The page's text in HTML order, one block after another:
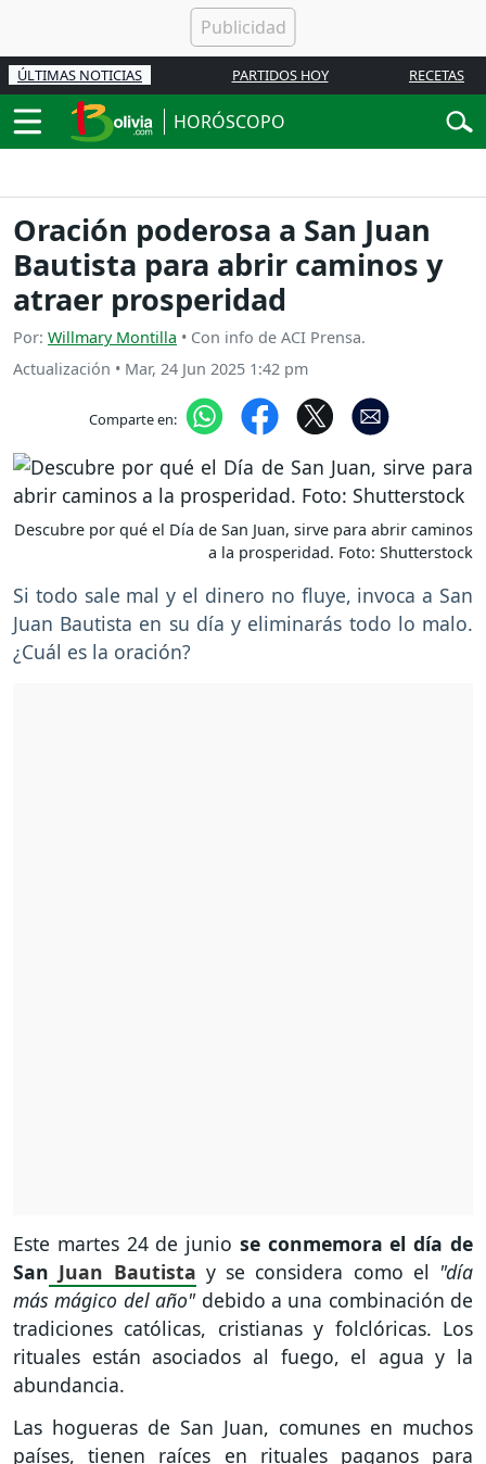
ÚLTIMAS NOTICIAS PARTIDOS HOY RECETAS
HORÓSCOPO
Oración poderosa a San Juan
Bautista para abrir caminos y
atraer prosperidad
Por: Willmary Montilla • Con info de ACI Prensa.
Actualización • Mar, 24 Jun 2025 1:42 pm
Comparte en:
Descubre por qué el Día de San Juan, sirve para abrir caminos
a la prosperidad. Foto: Shutterstock
Si todo sale mal y el dinero no fluye, invoca a San
Juan Bautista en su día y eliminarás todo lo malo.
¿Cuál es la oración?
Este martes 24 de junio se conmemora el día de
San Juan Bautista y se considera como el "día
más mágico del año" debido a una combinación de
tradiciones católicas, cristianas y folclóricas. Los
rituales están asociados al fuego, el agua y la
abundancia.
Las hogueras de San Juan, comunes en muchos
países, tienen raíces en rituales paganos para